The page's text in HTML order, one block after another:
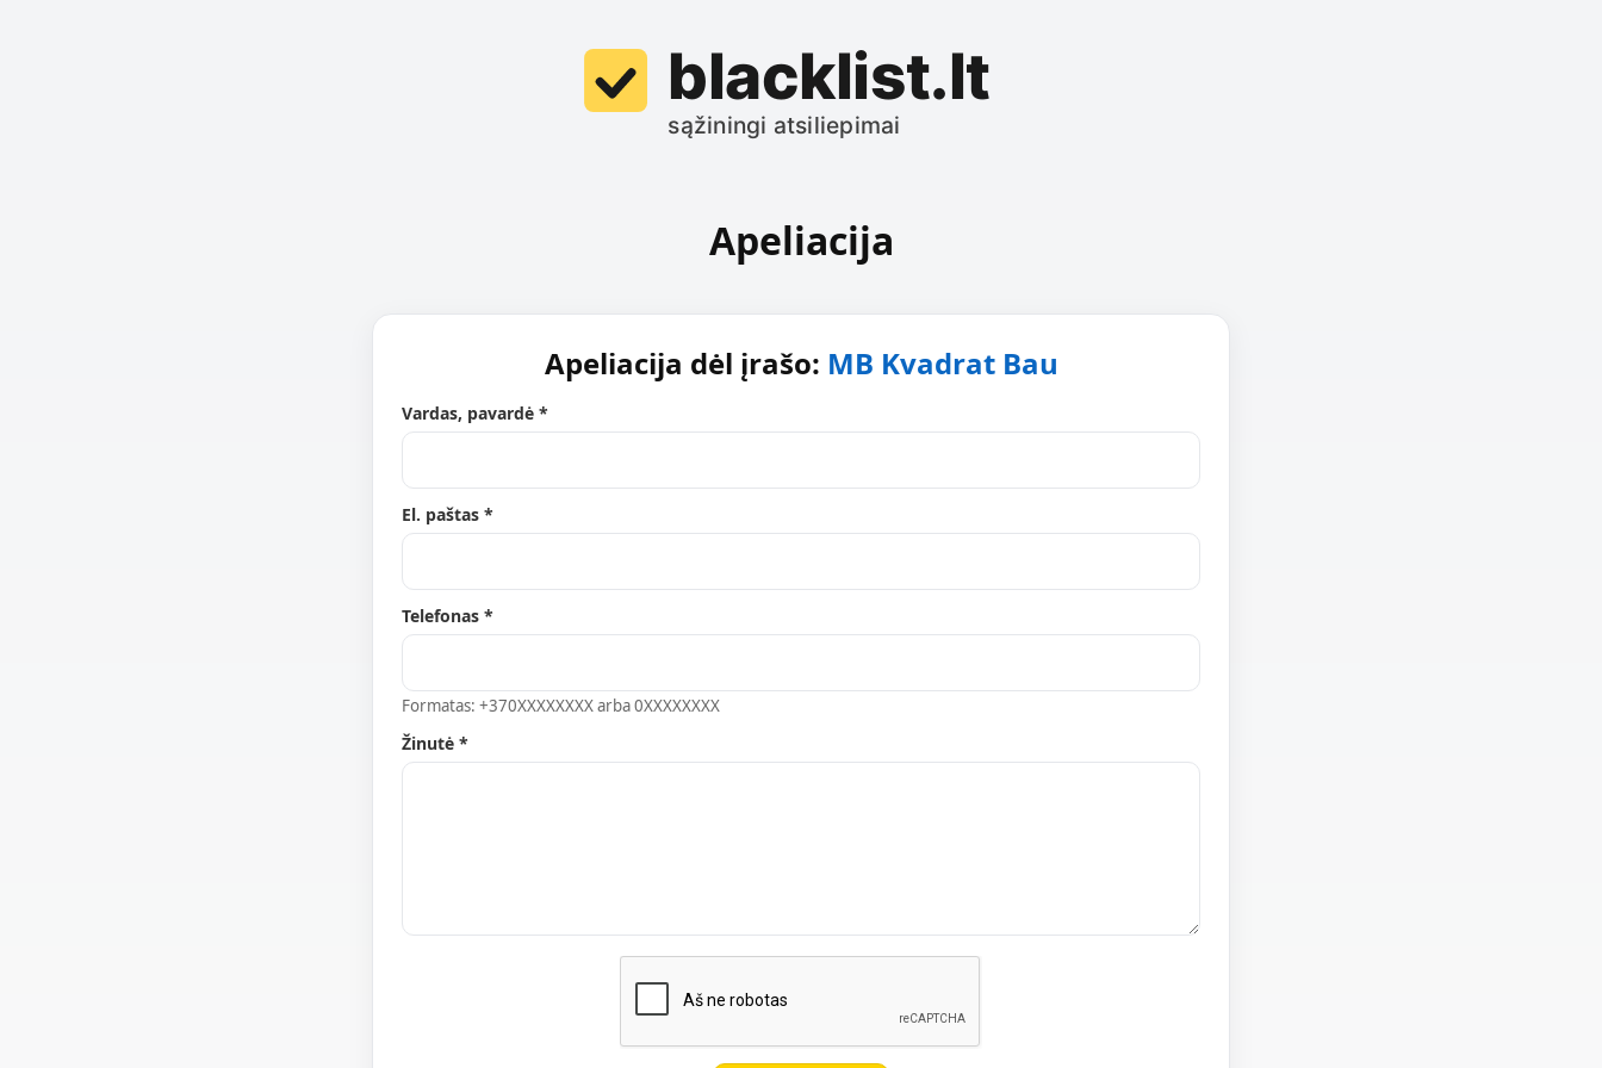
Apeliacija
Apeliacija dėl įrašo: MB Kvadrat Bau
Vardas, pavardė *
El. paštas *
Telefonas *
Formatas: +370XXXXXXXX arba 0XXXXXXXX
Žinutė *